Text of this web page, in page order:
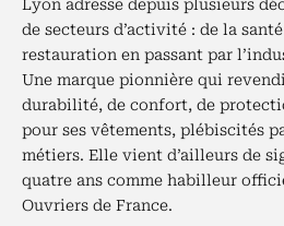
Lyon adresse depuis plusieurs
de secteurs d’activité : de la
restauration en passant par
Une marque pionnière qui
durabilité, de confort, de
pour ses vêtements, plébiscités
métiers. Elle vient d’ailleurs de
quatre ans comme habilleur
Ouvriers de France.